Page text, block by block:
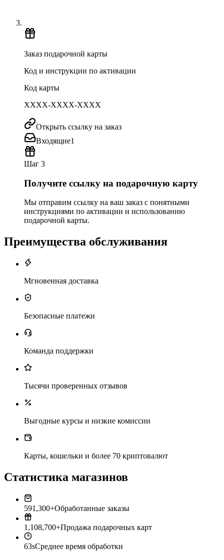
Заказ подарочной карты
Код и инструкции по активации
Код карты
XXXX-XXXX-XXXX
Открыть ссылку на заказ
Входящие1
Шаг 3
Получите ссылку на подарочную карту
Мы отправим ссылку на ваш заказ с понятными
инструкциями по активации и использованию
подарочной карты.
Преимущества обслуживания
Мгновенная доставка
Безопасные платежи
Команда поддержки
Тысячи проверенных отзывов
Выгодные курсы и низкие комиссии
Карты, кошельки и более 70 криптовалют
Статистика магазинов
591,300+Обработанные заказы
1,108,700+Продажа подарочных карт
63sСреднее время обработки